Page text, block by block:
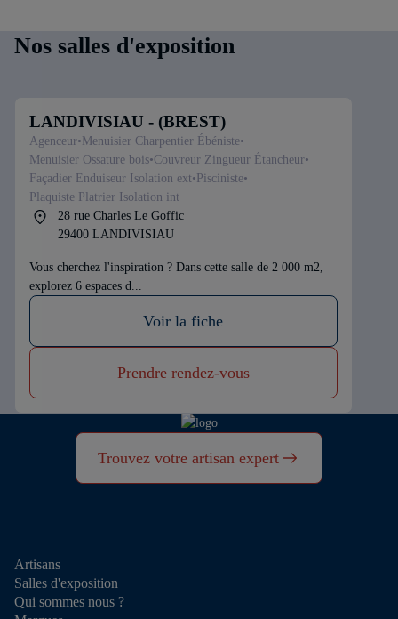
Nos salles d'exposition
LANDIVISIAU - (BREST)
Agenceur Menuisier Charpentier Ébéniste
Menuisier Ossature bois Couvreur Zingueur Étancheur
Façadier Enduiseur Isolation ext Pisciniste
Plaquiste Platrier Isolation int
28 rue Charles Le Goffic
29400 LANDIVISIAU
Vous cherchez l'inspiration ? Dans cette salle de 2 000 m2,
explorez 6 espaces d...
Voir la fiche
Prendre rendez-vous
Trouvez votre artisan expert
Artisans
Salles d'exposition
Qui sommes nous ?